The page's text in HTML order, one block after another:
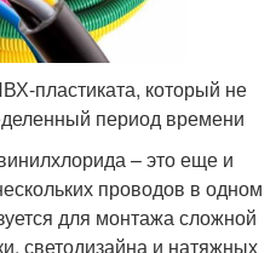
пластиката, который не
период времени
– это еще и
проводов в одном
для монтажа сложной
светодизайна и натяжных